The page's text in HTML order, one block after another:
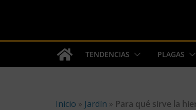
TENDENCIAS PLAGAS
Inicio » Jardín » Para qué sirve la